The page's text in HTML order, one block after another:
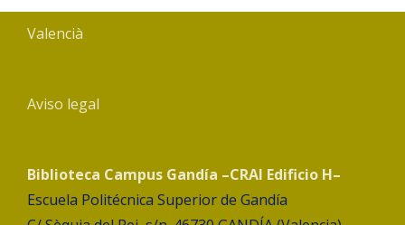
Valencià
Aviso legal
Biblioteca Campus Gandía –CRAI Edificio H–
Escuela Politécnica Superior de Gandía